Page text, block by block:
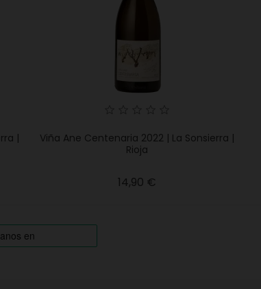
|
Viña Ane Centenaria 2022 | La Sonsierra |
Rioja
14,90 €